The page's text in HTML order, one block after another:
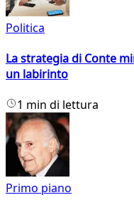
Politica
La strategia di Conte
un labirinto
1 min di lettura
Primo piano